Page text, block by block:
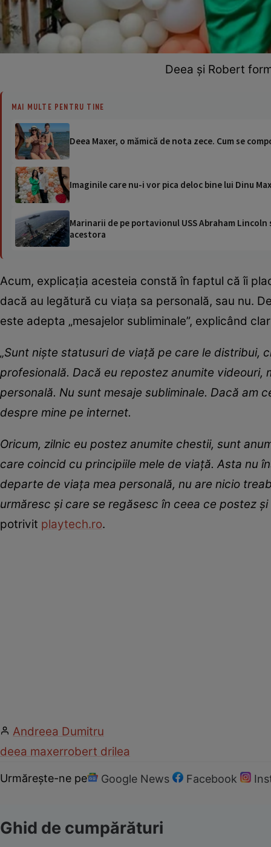
Deea și Robert
MAI MULTE PENTRU TINE
Deea Maxer, o mămică de nota zece. Cum se
Imaginile care nu-i vor pica deloc bine lui Dinu
Marinarii de pe portavionul USS Abraham
acestora
Acum, explicația acesteia constă în faptul că îi
dacă au legătură cu viața sa personală, sau nu.
este adepta „mesajelor subliminale”, explicând
„Sunt niște statusuri de viață pe care le distribui,
profesională. Dacă eu repostez anumite videouri,
personală. Nu sunt mesaje subliminale. Dacă am
despre mine pe internet.
Oricum, zilnic eu postez anumite chestii, sunt
care coincid cu principiile mele de viață. Asta nu
departe de viața mea personală, nu are nicio
urmăresc și care se regăsesc în ceea ce postez
potrivit playtech.ro.
Andreea Dumitru
deea maxerrobert drilea
Urmărește-ne pe Google News Facebook
Ghid de cumpărături